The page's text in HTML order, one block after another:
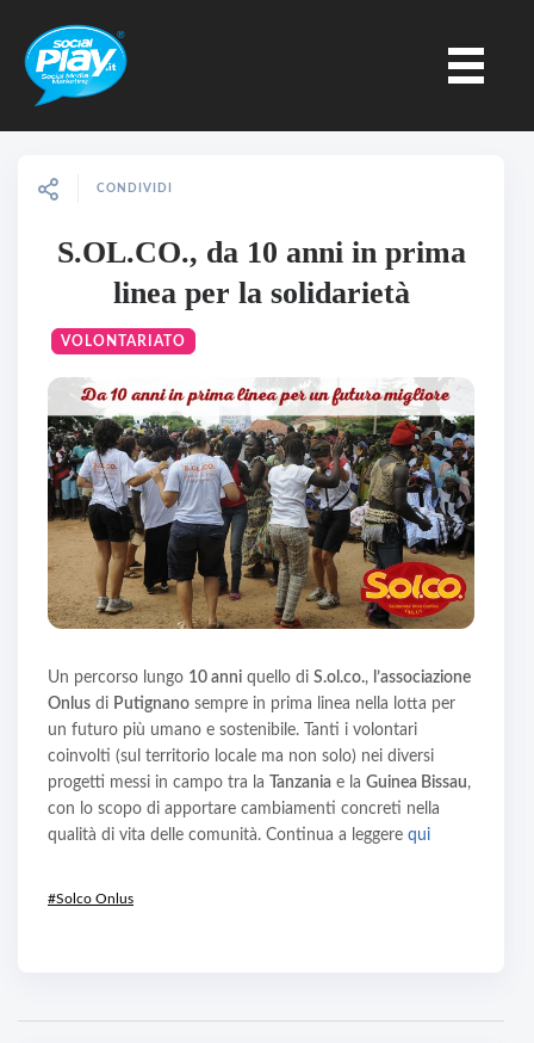
CONDIVIDI
S.OL.CO., da 10 anni in prima
linea per la solidarietà
VOLONTARIATO
Un percorso lungo 10 anni quello di S.ol.co., l’associazione
Onlus di Putignano sempre in prima linea nella lotta per
un futuro più umano e sostenibile. Tanti i volontari
coinvolti (sul territorio locale ma non solo) nei diversi
progetti messi in campo tra la
Tanzania e la Guinea Bissau,
con lo scopo di apportare cambiamenti concreti nella
qualità di vita delle comunità. Continua a leggere qui
#Solco Onlus